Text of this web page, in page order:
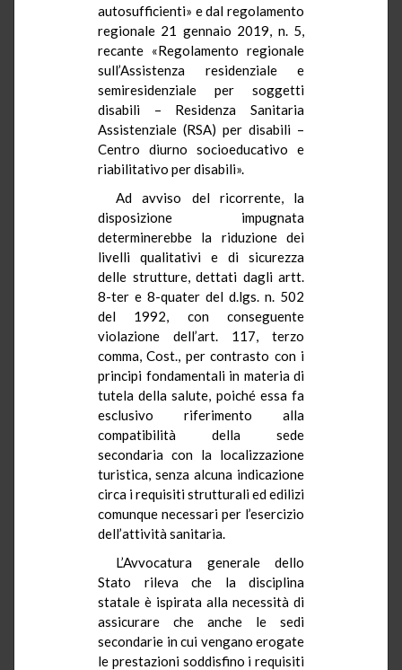
autosufficienti» e dal regolamento
regionale 21 gennaio 2019, n. 5,
recante «Regolamento regionale
sull’Assistenza residenziale e
semiresidenziale per soggetti
disabili – Residenza Sanitaria
Assistenziale (RSA) per disabili –
Centro diurno socioeducativo e
riabilitativo per disabili».
Ad avviso del ricorrente, la
disposizione impugnata
determinerebbe la riduzione dei
livelli qualitativi e di sicurezza
delle strutture, dettati dagli artt.
8-ter e 8-quater del d.lgs. n. 502
del 1992, con conseguente
violazione dell’art. 117, terzo
comma, Cost., per contrasto con i
principi fondamentali in materia di
tutela della salute, poiché essa fa
esclusivo riferimento alla
compatibilità della sede
secondaria con la localizzazione
turistica, senza alcuna indicazione
circa i requisiti strutturali ed edilizi
comunque necessari per l’esercizio
dell’attività sanitaria.
L’Avvocatura generale dello
Stato rileva che la disciplina
statale è ispirata alla necessità di
assicurare che anche le sedi
secondarie in cui vengano erogate
le prestazioni soddisfino i requisiti